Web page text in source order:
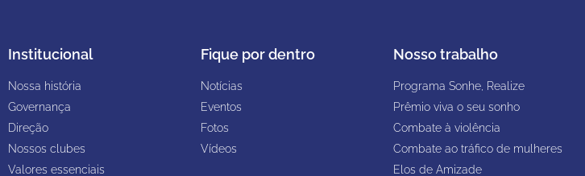
Institucional
Nossa história
Governança
Direção
Nossos clubes
Valores essenciais
Fique por dentro
Notícias
Eventos
Fotos
Vídeos
Nosso trabalho
Programa Sonhe, Realize
Prêmio viva o seu sonho
Combate à violência
Combate ao tráfico de mulheres
Elos de Amizade